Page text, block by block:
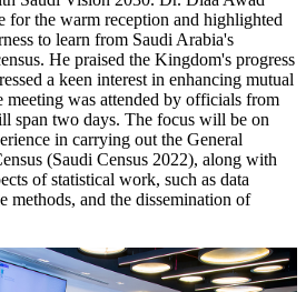
for the warm reception and highlighted
to learn from Saudi Arabia's
He praised the Kingdom's progress
a keen interest in enhancing mutual
meeting was attended by officials from
span two days. The focus will be on
in carrying out the General
(Saudi Census 2022), along with
of statistical work, such as data
methods, and the dissemination of